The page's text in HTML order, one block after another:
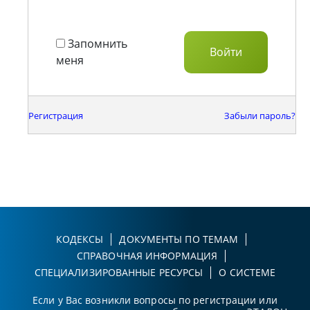
Запомнить
меня
Регистрация Забыли пароль?
КОДЕКСЫ
ДОКУМЕНТЫ ПО ТЕМАМ
СПРАВОЧНАЯ ИНФОРМАЦИЯ
СПЕЦИАЛИЗИРОВАННЫЕ РЕСУРСЫ
О СИСТЕМЕ
Если у Вас возникли вопросы по регистрации или